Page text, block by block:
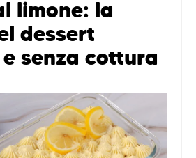
limone: la
dessert
senza cottura